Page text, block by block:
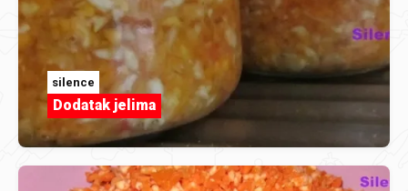
silence
Dodatak jelima